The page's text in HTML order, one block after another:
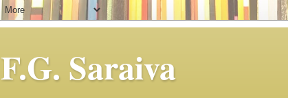
F.G. Saraiva